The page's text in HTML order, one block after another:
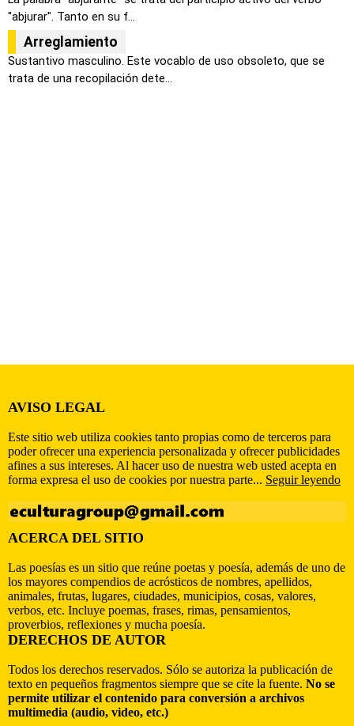
"abjurar". Tanto en su f...
Arreglamiento
Sustantivo masculino. Este vocablo de uso obsoleto, que se
trata de una recopilación dete...
AVISO LEGAL
Este sitio web utiliza cookies tanto propias como de terceros para
poder ofrecer una experiencia personalizada y ofrecer publicidades
afines a sus intereses. Al hacer uso de nuestra web usted acepta en
forma expresa el uso de cookies por nuestra parte... Seguir leyendo
ACERCA DEL SITIO
Las poesías es un sitio que reúne poetas y poesía, además de uno de
los mayores compendios de acrósticos de nombres, apellidos,
animales, frutas, lugares, ciudades, municipios, cosas, valores,
verbos, etc. Incluye poemas, frases, rimas, pensamientos,
proverbios, reflexiones y mucha poesía.
DERECHOS DE AUTOR
Todos los derechos reservados. Sólo se autoriza la publicación de
texto en pequeños fragmentos siempre que se cite la fuente. No se
permite utilizar el contenido para conversión a archivos
multimedia (audio, video, etc.)